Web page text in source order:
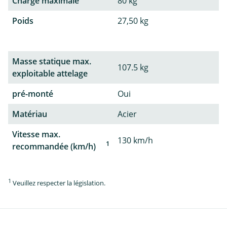
Poids
27,50 kg
Masse statique max.
exploitable attelage
107.5 kg
pré-monté
Oui
Matériau
Acier
Vitesse max.
recommandée (km/h)
1 130 km/h
1 Veuillez respecter la législation.